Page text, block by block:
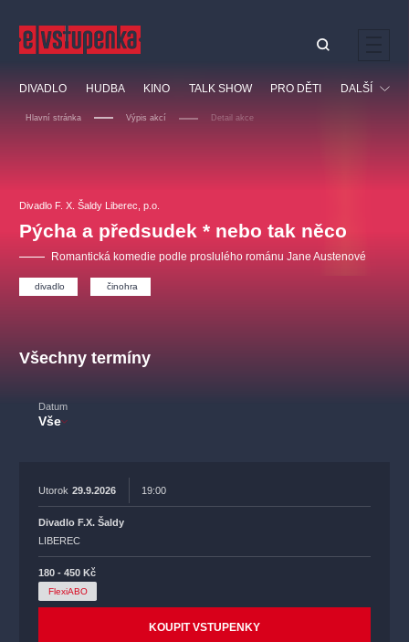
DIVADLO HUDBA KINO TALK SHOW PRO DĚTI DALŠÍ
Vzdělávací
Hlavní stránka Výpis akcí Detail akce
Divadlo F. X. Šaldy Liberec, p.o.
Pýcha a předsudek * nebo tak něco
Romantická komedie podle proslulého románu Jane Austenové
divadlo činohra
Všechny termíny
Datum
Vše
Utorok 29.9.2026 19:00
Divadlo F.X. Šaldy
LIBEREC
180 - 450 Kč
FlexiABO
KOUPIT VSTUPENKY
Nejnavštěvovanější
doporučujeme dfxs